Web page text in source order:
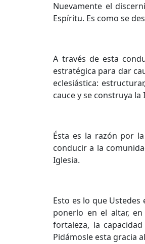
Nuevamente el
Espíritu. Es como se
A través de esta
estratégica para dar
eclesiástica:
cauce y se construya la
Ésta es la razón por
conducir a la
Iglesia.
Esto es lo que
ponerlo en el altar,
fortaleza, la
Pidámosle esta gracia